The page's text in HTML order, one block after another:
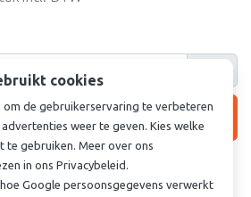
In winkelmandje
Klik hier voorofferte
cookies
om de gebruikerservaring te verbeteren
weer te geven. Kies welke
te gebruiken. Meer over ons
in ons Privacybeleid.
hoe Google persoonsgegevens verwerkt